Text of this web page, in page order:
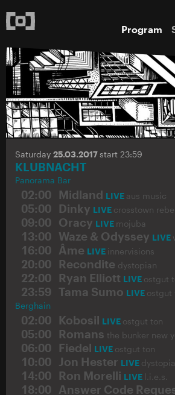
Program
Saturday 25.03.2017start 23:59
KLUBNACHT
Panorama Bar
02:00 Midland LIVE aus music
05:00 Dinky LIVE crosstown
09:00 Oracy LIVE mojuba
13:00 Waze & Odyssey LIVE
16:00 Âme LIVE innervisions
20:00 Recondite dystopian
22:00 Ryan Elliott LIVE ostgut
23:59 Tama Sumo LIVE ostgut
Berghain
02:00 Kobosil LIVE ostgut ton
05:00 Romans the bunker new
06:00 Fiedel LIVE ostgut ton
10:00 Jon Hester LIVE
14:00 Ron Morelli LIVE l.i.e.s.
18:00 Answer Code